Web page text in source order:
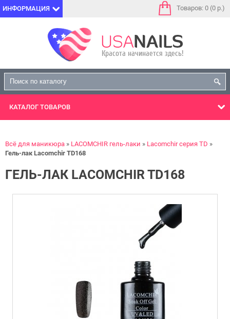
ИНФОРМАЦИЯ Товаров: 0 (0 р.)
КАТАЛОГ ТОВАРОВ
Всё для маникюра LACOMCHIR гель-лаки
Lacomchir серия TD
Гель-лак Lacomchir TD168
ГЕЛЬ-ЛАК LACOMCHIR TD168